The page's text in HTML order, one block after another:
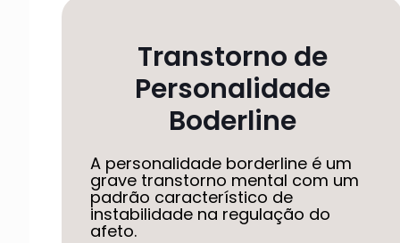
Transtorno de
Personalidade
Boderline
A personalidade borderline é um
grave transtorno mental com um
padrão característico de
instabilidade na regulação do
afeto.